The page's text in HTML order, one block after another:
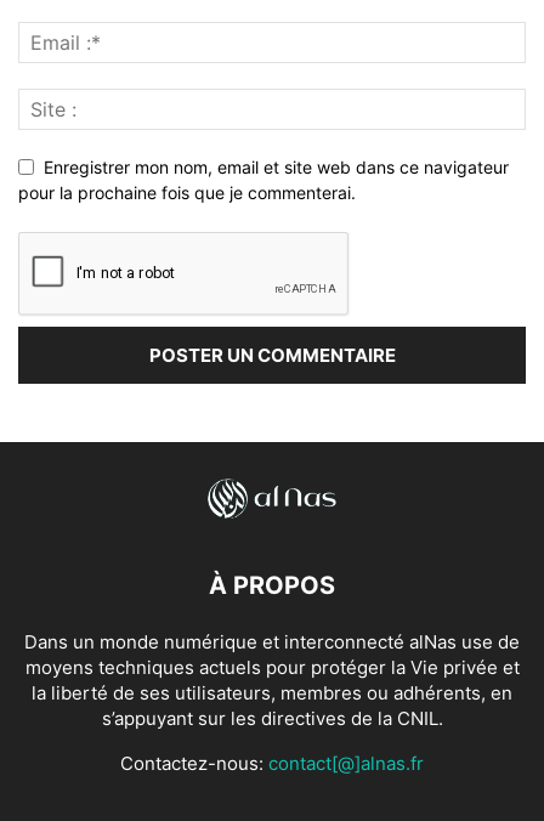
Enregistrer mon nom, email et site web dans ce navigateur
pour la prochaine fois que je commenterai.
À PROPOS
Dans un monde numérique et interconnecté alNas use de
moyens techniques actuels pour protéger la Vie privée et
la liberté de ses utilisateurs, membres ou adhérents, en
s’appuyant sur les directives de la CNIL.
Contactez-nous: contact[@]alnas.fr